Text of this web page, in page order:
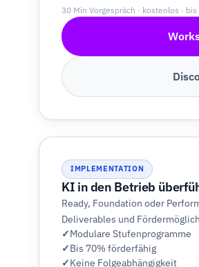
30 Min Vorgespräch · kostenlos ·
IMPLEMENTATION
KI in den Betrieb
Ready, Foundation oder
Deliverables und
Modulare Stufenprogramme
Bis 70% förderfähig
Keine Folgeabhängigkeit